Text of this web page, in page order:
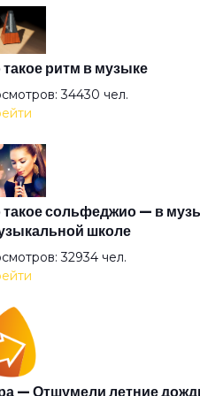
мужик
на газ
солдатская
такое ритм в музыке
34430 чел.
такое сольфеджио — в
школе
32934 чел.
— Отшумели летние